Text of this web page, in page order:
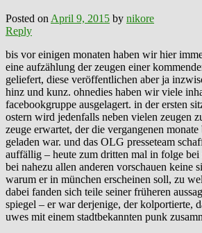
Posted on April 9, 2015 by nikore
Reply
bis vor einigen monaten haben wir hier
eine aufzählung der zeugen einer
geliefert, diese veröffentlichen aber ja
hinz und kunz. ohnedies haben wir viele
facebookgruppe ausgelagert. in der ersten
ostern wird jedenfalls neben vielen zeugen
zeuge erwartet, der die vergangenen
geladen war. und das OLG presseteam
auffällig – heute zum dritten mal in folge bei
bei nahezu allen anderen vorschauen keine
warum er in münchen erscheinen soll, zu
dabei fanden sich teile seiner früheren
spiegel – er war derjenige, der kolportierte,
uwes mit einem stadtbekannten punk